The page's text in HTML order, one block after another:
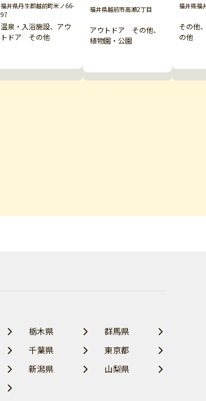
福井県丹生郡越前町米ノ66-
97
温泉・入浴施設、アウ
トドア その他
福井県越前市高瀬2丁目
アウトドア その他、
植物園・公園
福井県福
その他
の他
栃木県
群馬県
千葉県
東京都
新潟県
山梨県